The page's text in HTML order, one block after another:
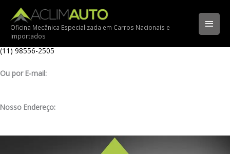
para
conteúdo
Oficina Mecânica Especializada em Carros Nacionais e
Importados
Ligue para nossa oficina:
(11) 3341-3969
Ligue pelo nosso WhatsApp:
(11) 98556-2505
Ou por E-mail:
Nosso Endereço: